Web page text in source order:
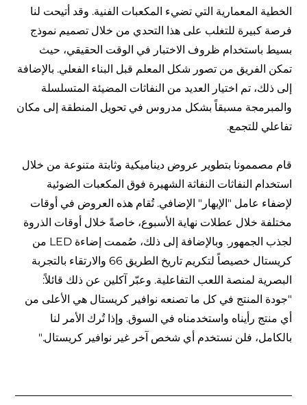
الخطية المعمارية التي تضيء المكعبات الفنية. وقد أتيحت لنا
فرصة كبيرة للتغلب على هذا التحدي من خلال تصميم نموذج
بسيط باستخدام ظروف الاختبار في الوقت الحقيقي، حيث
تمكن الفريق من تصور شكل المعلم قبل البناء الفعلي. بالإضافة
إلى ذلك، تم اختيار العديد من النفاثات المضيئة المتسلسلة
والمبرمجة مسبقاً بشكل مدروس في تحويل المنطقة إلى مكان
تفاعلي للتجمع.
قام مصممونا بتطوير عروض ديناميكية وثابتة متنوعة من خلال
استخدام النفاثات النفاثة الشهيرة فوق المكعبات الضوئية
لإضفاء عامل "الإبهار" الإضافي. تُقام هذه العروض في أوقات
مختلفة خلال عطلات نهاية الأسبوع، خاصةً خلال أوقات الذروة
لجذب الجمهور. وبالإضافة إلى ذلك، صُممت إضاءة LED من
كريستال خصيصاً لتكريم تاريخ الطريق 66 والارتقاء بالتجربة
البصرية لمنصة اللعب التفاعلية. وعبّر آكلين عن ذلك قائلاً:
"جودة المنتج في كل ما تصنعه نوافير كريستال هي الأعلى من
أي منتج رأيناه واستخدمناه في السوق. وإذا تُرك الأمر لنا
بالكامل، فلن نستخدم أي شخص آخر غير نوافير كريستال."